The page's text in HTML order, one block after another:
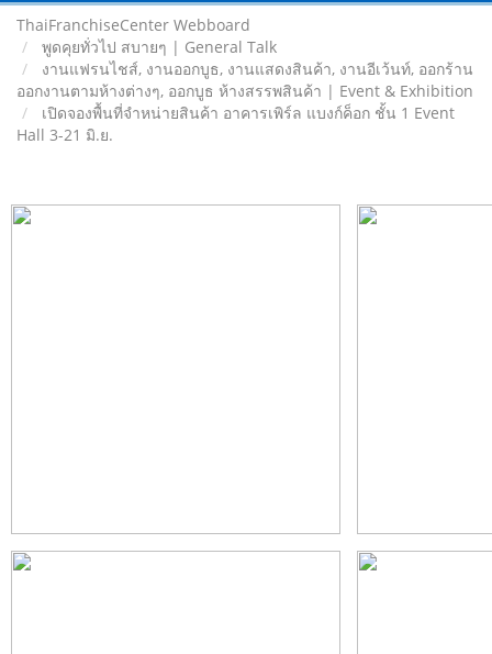
ThaiFranchiseCenter Webboard
พูดคุยทั่วไป สบายๆ | General Talk
งานแฟรนไชส์, งานออกบูธ, งานแสดงสินค้า, งานอีเว้นท์, ออกร้าน
ออกงานตามห้างต่างๆ, ออกบูธ ห้างสรรพสินค้า | Event & Exhibition
เปิดจองพื้นที่จำหน่ายสินค้า อาคารเพิร์ล แบงก์ค็อก ชั้น 1 Event
Hall 3-21 มิ.ย.